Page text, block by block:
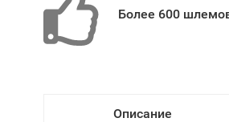
Более 600
Описание